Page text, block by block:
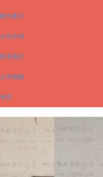
配件图片
公司介绍
联系我们
公司地图
单页